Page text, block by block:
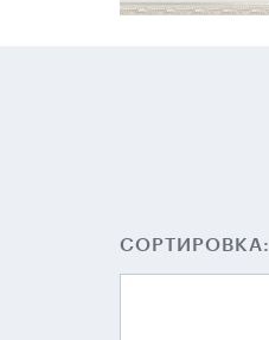
СОРТИРОВКА: